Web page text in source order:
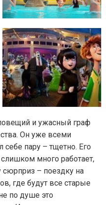
и ужасный граф
Он уже всеми
пару – тщетно. Его
много работает,
– поездку на
где будут все старые
по душе это